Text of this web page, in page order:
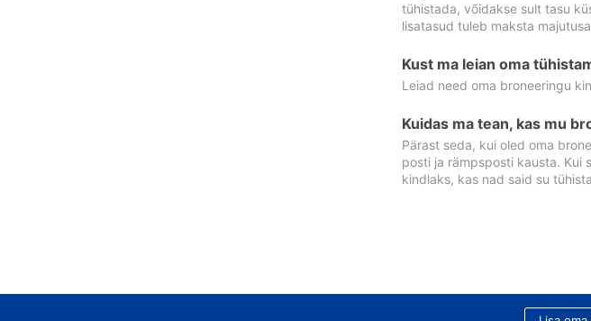
tühistada, võidakse sult tasu
lisatasud tuleb maksta
Kust ma leian oma
Leiad need oma broneeringu
Kuidas ma tean, kas mu
Pärast seda, kui oled oma
posti ja rämpsposti kausta. Kui
kindlaks, kas nad said su